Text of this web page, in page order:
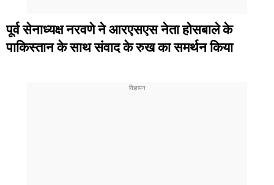
पूर्व सेनाध्यक्ष नरवणे ने आरएसएस नेता होसबाले के
पाकिस्तान के साथ संवाद के रुख का समर्थन किया